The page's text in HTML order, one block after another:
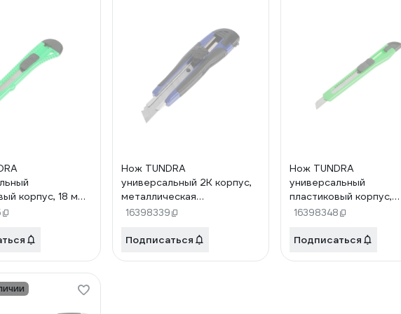
корпус, 18 мм
Нож TUNDRA
универсальный 2К корпус,
металлическая
направляющая, винтовой
16398339
Подписаться
Нож TUNDRA
универсальный
пластиковый корпус,
металлическая
1006499
16398348
Подписаться